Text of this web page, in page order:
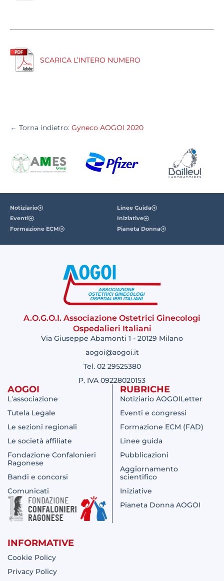
SCARICA L’INTERO NUMERO
← Torna indietro: Gyneco AOGOI 2020
Notiziario
Eventi
Formazione ECM
Linee Guida
Iniziative
Pianeta Donna
A.O.G.O.I. Associazione Ostetrici Ginecologi
Ospedalieri Italiani
Via Giuseppe Abamonti 1 - 20129 Milano
aogoi@aogoi.it
Tel. 02 29525380
P. IVA 09228020153
AOGOI
L'associazione
Tutela Legale
Le sezioni regionali
Le società affiliate
Fondazione Confalonieri
Ragonese
Bandi e concorsi
Comunicati
RUBRICHE
Notiziario AOGOILetter
Eventi e congressi
Formazione ECM (FAD)
Linee guida
Pubblicazioni
Aggiornamento
scientifico
Iniziative
Pianeta Donna AOGOI
INFORMATIVE
Cookie Policy
Privacy Policy